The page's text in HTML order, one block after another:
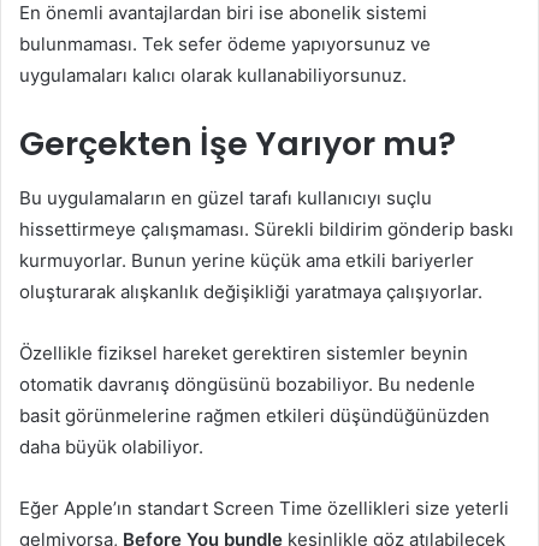
En önemli avantajlardan biri ise abonelik sistemi
bulunmaması. Tek sefer ödeme yapıyorsunuz ve
uygulamaları kalıcı olarak kullanabiliyorsunuz.
Gerçekten İşe Yarıyor mu?
Bu uygulamaların en güzel tarafı kullanıcıyı suçlu
hissettirmeye çalışmaması. Sürekli bildirim gönderip baskı
kurmuyorlar. Bunun yerine küçük ama etkili bariyerler
oluşturarak alışkanlık değişikliği yaratmaya çalışıyorlar.
Özellikle fiziksel hareket gerektiren sistemler beynin
otomatik davranış döngüsünü bozabiliyor. Bu nedenle
basit görünmelerine rağmen etkileri düşündüğünüzden
daha büyük olabiliyor.
Eğer Apple’ın standart Screen Time özellikleri size yeterli
gelmiyorsa, Before You bundle kesinlikle göz atılabilecek